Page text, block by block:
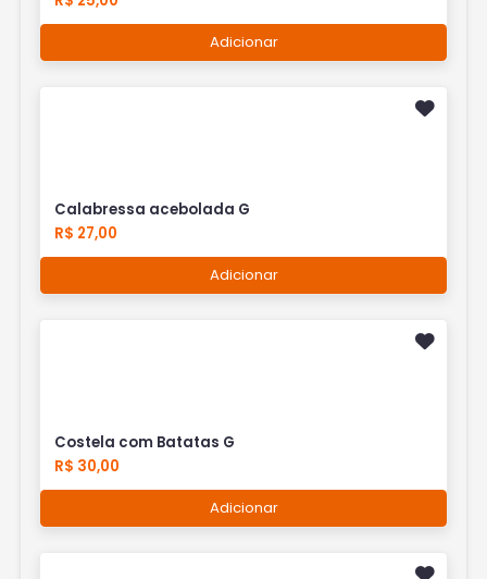
Adicionar
Calabressa acebolada G
R$ 27,00
Adicionar
Costela com Batatas G
R$ 30,00
Adicionar